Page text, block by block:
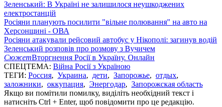
Зеленський: В Україні не залишилося неушкоджених
електростанцій
Росіяни планують посилити "вільне полювання" на авто на
Херсонщині - ОВА
Росіяни атакували рейсовий автобус у Нікополі: загинув водій
Зеленський розповів про розмову з Вучичем
СюжетВторгнення Росії в Україну. Онлайн
СПЕЦТЕМА: Війна Росії з Україною
ТЕГИ: Россия, Украина, дети, Запорожье, отдых,
заложники, оккупация, Энергодар, Запорожская область
Якщо ви помітили помилку, виділіть необхідний текст і
натисніть Ctrl + Enter, щоб повідомити про це редакцію.